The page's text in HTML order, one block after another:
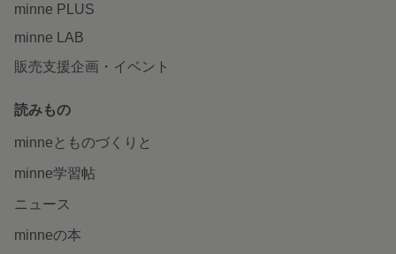
minne PLUS
minne LAB
販売支援企画・イベント
読みもの
minneとものづくりと
minne学習帖
ニュース
minneの本